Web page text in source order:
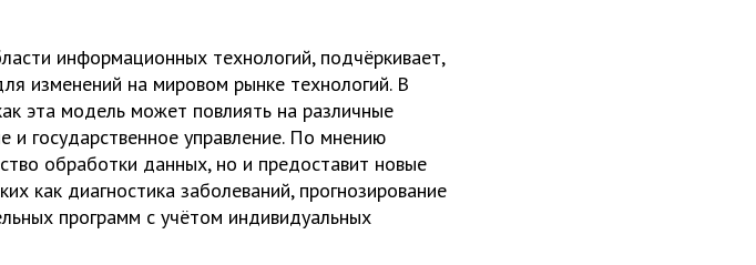
информационных технологий, подчёркивает,
изменений на мировом рынке технологий. В
эта модель может повлиять на различные
и государственное управление. По мнению
обработки данных, но и предоставит новые
как диагностика заболеваний, прогнозирование
программ с учётом индивидуальных